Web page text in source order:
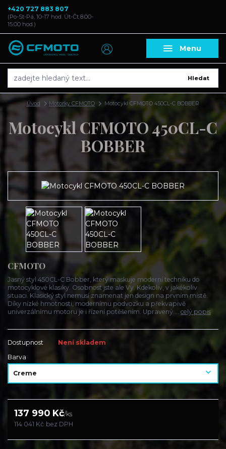
Menu
Hledat
+420 727 883 807
(Po-St-Pá, 10-17 hod. Út-Čt 8.00-
15.00 hod.)
Úvod Motorky CFMOTO Motocykl CFMOTO 450CL-C BOBBER
Motocykl CFMOTO 450CL-C
BOBBER
CFMOTO
Jasný styl 450CL-C Bobber, který maskuje moderní techniku do
motocyklové klasiky. Osobnost jste ale Vy. Kdekoliv, v jakékoliv
situaci. Klasický styl nemusí znamenat jen design na prvním místě.
Díky nízké hmotnosti, modernímu podvozku a překvapivě
univerzálnímu motoru je i řízení potěšením. Upravený ... celý popis
Dostupnost
Není skladem
Barva
137 990 Kč/ks
114 041 Kč bez DPH